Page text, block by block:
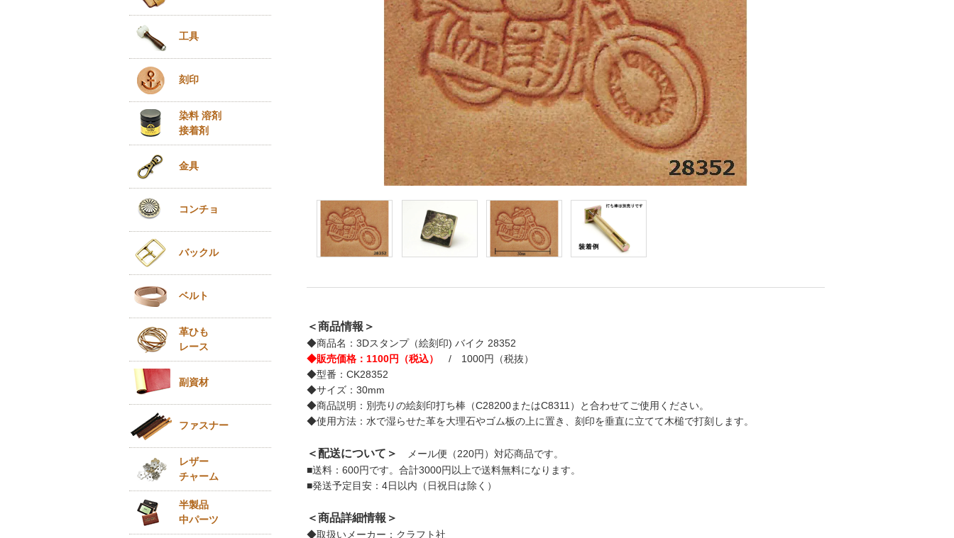
＜商品情報＞
◆商品名：3Dスタンプ（絵刻印) バイク 28352
◆販売価格：1100円（税込）
/ 1000円（税抜）
◆型番：CK28352
◆サイズ：30mm
◆商品説明：別売りの絵刻印打ち棒（C28200またはC8311）と合わせてご使用ください。
◆使用方法：水で湿らせた革を大理石やゴム板の上に置き、刻印を垂直に立てて木槌で打刻します。
＜配送について＞
メール便（220円）対応商品です。
■送料：600円です。合計3000円以上で送料無料になります。
■発送予定目安：4日以内（日祝日は除く）
＜商品詳細情報＞
◆取扱いメーカー：クラフト社
工具
刻印
染料 溶剤
接着剤
金具
コンチョ
バックル
ベルト
革ひも
レース
副資材
ファスナー
レザー
チャーム
半製品
中パーツ